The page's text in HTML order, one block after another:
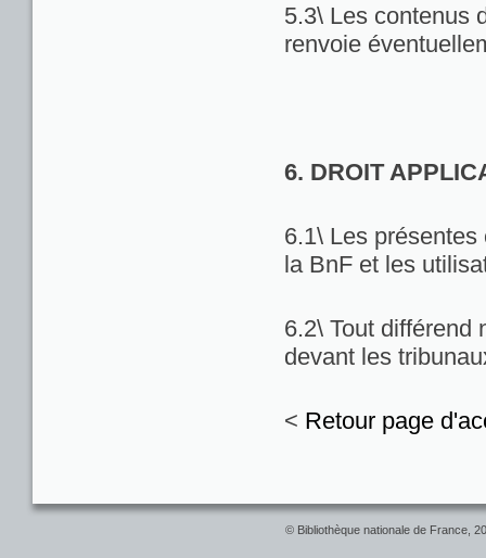
5.3\ Les contenus
renvoie
6. DROIT
6.1\ Les
la BnF et les
6.2\ Tout différend
devant les
< Retour page
© Bibliothèque nationale de France,